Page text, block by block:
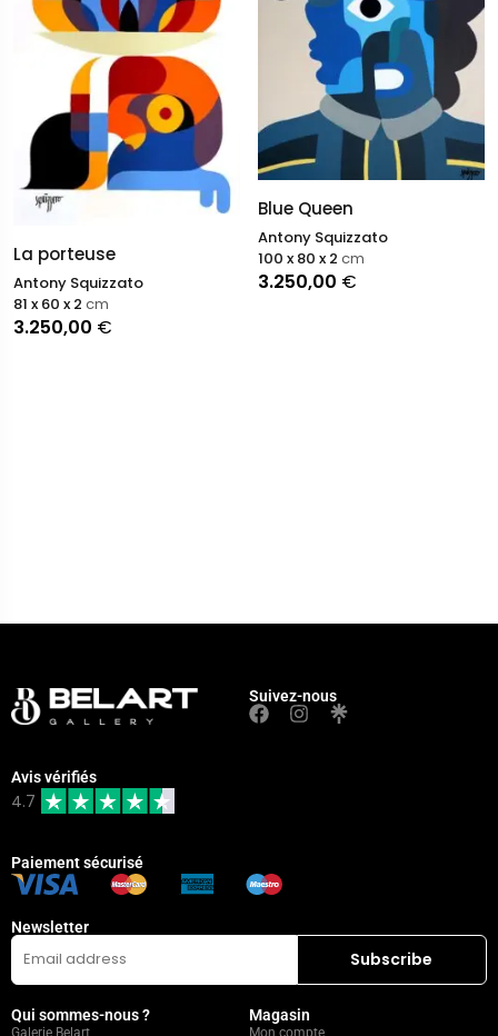
La porteuse
Antony Squizzato
3.250,00 €
81 x 60 x 2 cm
Blue Queen
Antony Squizzato
3.250,00 €
100 x 80 x 2 cm
Suivez-nous
Avis vérifiés
4.7
Paiement sécurisé
Newsletter
Qui sommes-nous ?
Galerie Belart
Magasin
Mon compte